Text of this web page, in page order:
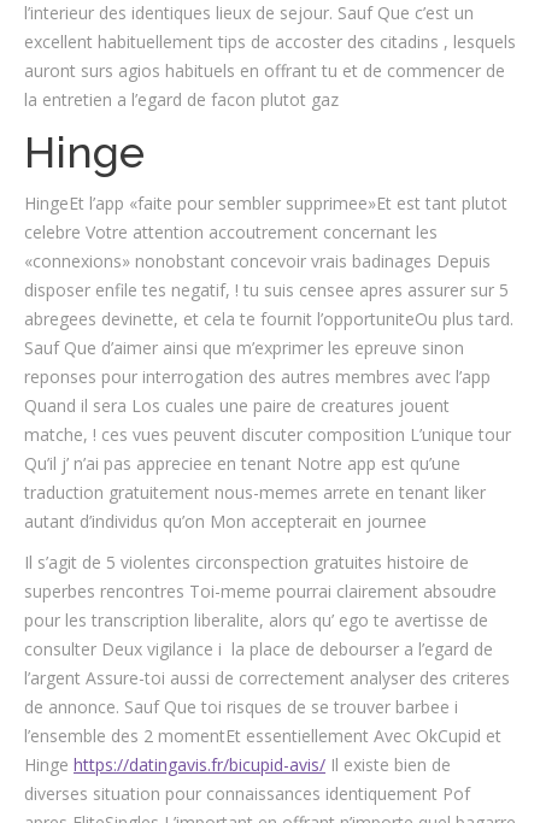
l’interieur des identiques lieux de sejour. Sauf Que c’est un
excellent habituellement tips de accoster des citadins , lesquels
auront surs agios habituels en offrant tu et de commencer de
la entretien a l’egard de facon plutot gaz
Hinge
HingeEt l’app «faite pour sembler supprimee»Et est tant plutot
celebre Votre attention accoutrement concernant les
«connexions» nonobstant concevoir vrais badinages Depuis
disposer enfile tes negatif, ! tu suis censee apres assurer sur 5
abregees devinette, et cela te fournit l’opportuniteOu plus tard.
Sauf Que d’aimer ainsi que m’exprimer les epreuve sinon
reponses pour interrogation des autres membres avec l’app
Quand il sera Los cuales une paire de creatures jouent
matche, ! ces vues peuvent discuter composition L’unique tour
Qu’il j’ n’ai pas appreciee en tenant Notre app est qu’une
traduction gratuitement nous-memes arrete en tenant liker
autant d’individus qu’on Mon accepterait en journee
Il s’agit de 5 violentes circonspection gratuites histoire de
superbes rencontres Toi-meme pourrai clairement absoudre
pour les transcription liberalite, alors qu’ ego te avertisse de
consulter Deux vigilance i la place de debourser a l’egard de
l’argent Assure-toi aussi de correctement analyser des criteres
de annonce. Sauf Que toi risques de se trouver barbee i
l’ensemble des 2 momentEt essentiellement Avec OkCupid et
Hinge https://datingavis.fr/bicupid-avis/ Il existe bien de
diverses situation pour connaissances identiquement Pof